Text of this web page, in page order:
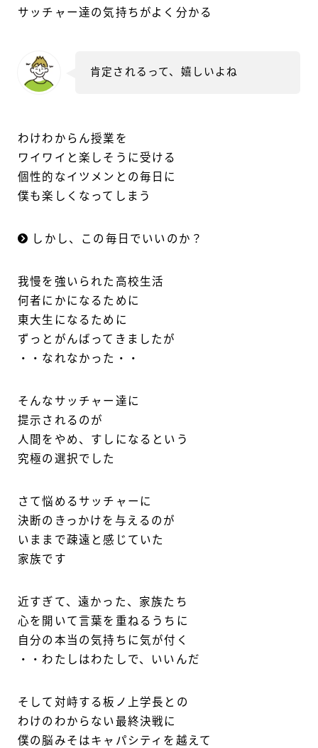
サッチャー達の気持ちがよく分かる
肯定されるって、嬉しいよね
わけわからん授業を
ワイワイと楽しそうに受ける
個性的なイツメンとの毎日に
僕も楽しくなってしまう
しかし、この毎日でいいのか？
我慢を強いられた高校生活
何者にかになるために
東大生になるために
ずっとがんばってきましたが
・・なれなかった・・
そんなサッチャー達に
提示されるのが
人間をやめ、すしになるという
究極の選択でした
さて悩めるサッチャーに
決断のきっかけを与えるのが
いままで疎遠と感じていた
家族です
近すぎて、遠かった、家族たち
心を開いて言葉を重ねるうちに
自分の本当の気持ちに気が付く
・・わたしはわたしで、いいんだ
そして対峙する板ノ上学長との
わけのわからない最終決戦に
僕の脳みそはキャパシティを越えて